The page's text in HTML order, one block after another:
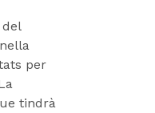
per
tindrà